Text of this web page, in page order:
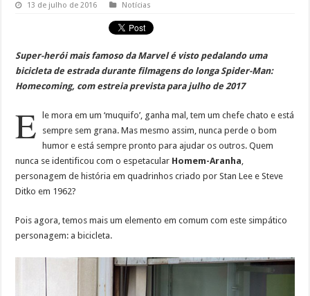
13 de julho de 2016 Notícias
Super-herói mais famoso da Marvel é visto pedalando uma
bicicleta de estrada durante filmagens do longa Spider-Man:
Homecoming, com estreia prevista para julho de 2017
E
le mora em um ‘muquifo’, ganha mal, tem um chefe chato e está
sempre sem grana. Mas mesmo assim, nunca perde o bom
humor e está sempre pronto para ajudar os outros. Quem
nunca se identificou com o espetacular Homem-Aranha,
personagem de história em quadrinhos criado por Stan Lee e Steve
Ditko em 1962?
Pois agora, temos mais um elemento em comum com este simpático
personagem: a bicicleta.